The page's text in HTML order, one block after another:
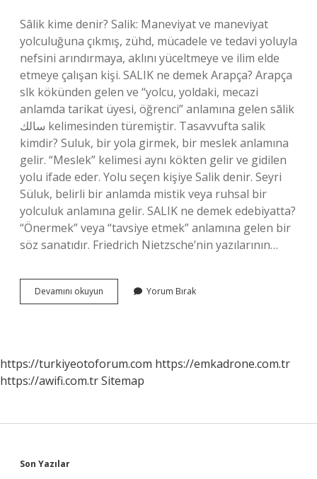
Sâlik kime denir? Salik: Maneviyat ve maneviyat
yolculuğuna çıkmış, zühd, mücadele ve tedavi yoluyla
nefsini arındırmaya, aklını yüceltmeye ve ilim elde
etmeye çalışan kişi. SALIK ne demek Arapça? Arapça
slk kökünden gelen ve “yolcu, yoldaki, mecazi
anlamda tarikat üyesi, öğrenci” anlamına gelen sālik
سالك kelimesinden türemiştir. Tasavvufta salik
kimdir? Suluk, bir yola girmek, bir meslek anlamına
gelir. “Meslek” kelimesi aynı kökten gelir ve gidilen
yolu ifade eder. Yolu seçen kişiye Salik denir. Seyri
Süluk, belirli bir anlamda mistik veya ruhsal bir
yolculuk anlamına gelir. SALIK ne demek edebiyatta?
“Önermek” veya “tavsiye etmek” anlamına gelen bir
söz sanatıdır. Friedrich Nietzsche’nin yazılarının…
Devamını okuyun
Ne
Yorum Bırak
https://turkiyeotoforum.com https://emkadrone.com.tr
https://awifi.com.trSitemap
Son Yazılar